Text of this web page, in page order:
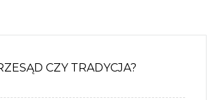
CZY TRADYCJA?